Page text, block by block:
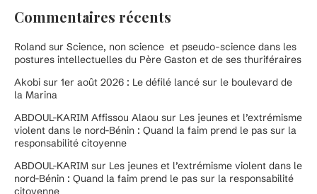
Commentaires récents
Roland sur Science, non science et pseudo-science dans les
postures intellectuelles du Père Gaston et de ses thuriféraires
Akobi sur 1er août 2026 : Le défilé lancé sur le boulevard de
la Marina
ABDOUL-KARIM Affissou Alaou sur Les jeunes et l’extrémisme
violent dans le nord-Bénin : Quand la faim prend le pas sur la
responsabilité citoyenne
ABDOUL-KARIM sur Les jeunes et l’extrémisme violent dans le
nord-Bénin : Quand la faim prend le pas sur la responsabilité
citoyenne